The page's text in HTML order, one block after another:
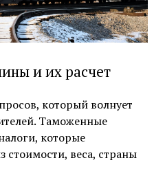
и их расчет
который волнует
Таможенные
которые
стоимости, веса, страны